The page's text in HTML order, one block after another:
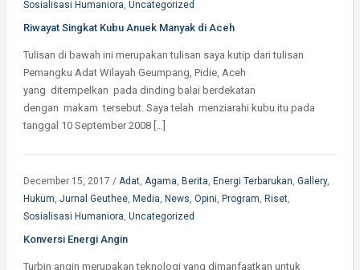
Sosialisasi Humaniora, Uncategorized
Riwayat Singkat Kubu Anuek Manyak di Aceh
Tulisan di bawah ini merupakan tulisan saya kutip dari tulisan
Pemangku Adat Wilayah Geumpang, Pidie, Aceh
yang ditempelkan pada dinding balai berdekatan
dengan makam tersebut. Saya telah menziarahi kubu itu pada
tanggal 10 September 2008 […]
December 15, 2017 / Adat, Agama, Berita, Energi Terbarukan, Gallery,
Hukum, Jurnal Geuthee, Media, News, Opini, Program, Riset,
Sosialisasi Humaniora, Uncategorized
Konversi Energi Angin
Turbin angin merupakan teknologi yang dimanfaatkan untuk